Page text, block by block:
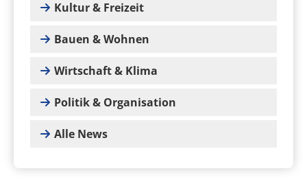
Kultur & Freizeit
Bauen & Wohnen
Wirtschaft & Klima
Politik & Organisation
Alle News